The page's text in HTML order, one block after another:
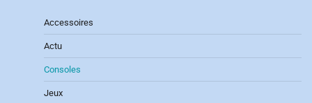
Accessoires
Actu
Consoles
Jeux